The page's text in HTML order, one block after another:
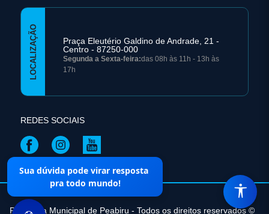
LOCALIZAÇÃO
Praça Eleutério Galdino de Andrade, 21 -
Centro - 87250-000
Segunda a Sexta-feira:das 08h às 11h - 13h às
17h
REDES SOCIAIS
Mapa do Site
Prefeitura Municipal de Peabiru - Todos os direitos reservados ©
Sua dúvida pode virar resposta
pra todo mundo!